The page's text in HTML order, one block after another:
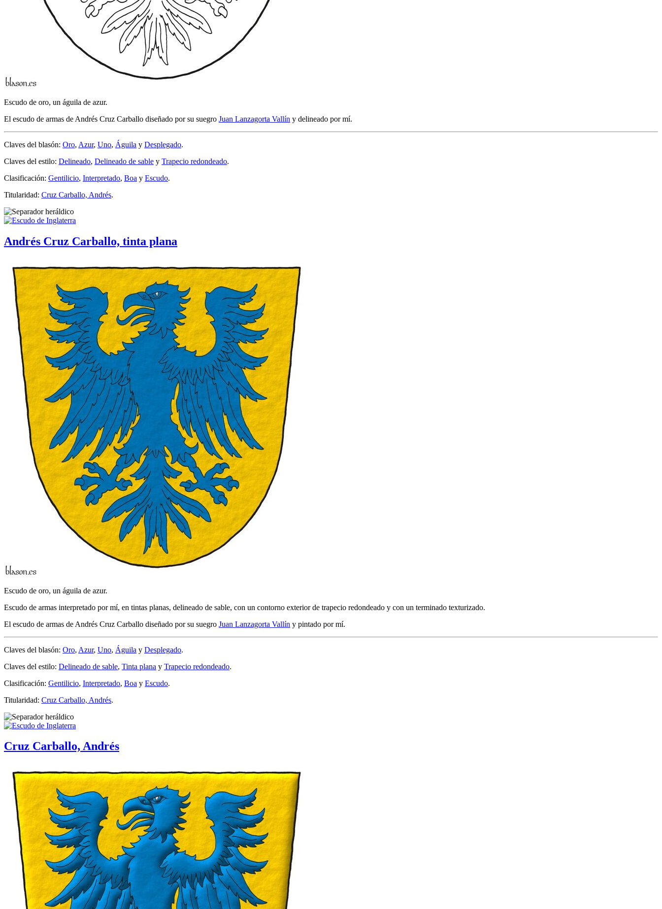
Escudo de oro, un águila de azur.
El escudo de armas de Andrés Cruz Carballo diseñado por su suegro Juan Lanzagorta Vallín y delineado por mí.
Claves del blasón: Oro, Azur, Uno, Águila y Desplegado.
Claves del estilo: Delineado, Delineado de sable y Trapecio redondeado.
Clasificación: Gentilicio, Interpretado, Boa y Escudo.
Titularidad: Cruz Carballo, Andrés.
Andrés Cruz Carballo, tinta plana
Escudo de oro, un águila de azur.
Escudo de armas interpretado por mí, en tintas planas, delineado de sable, con un contorno exterior de trapecio redondeado y con un terminado texturizado.
El escudo de armas de Andrés Cruz Carballo diseñado por su suegro Juan Lanzagorta Vallín y pintado por mí.
Claves del blasón: Oro, Azur, Uno, Águila y Desplegado.
Claves del estilo: Delineado de sable, Tinta plana y Trapecio redondeado.
Clasificación: Gentilicio, Interpretado, Boa y Escudo.
Titularidad: Cruz Carballo, Andrés.
Cruz Carballo, Andrés